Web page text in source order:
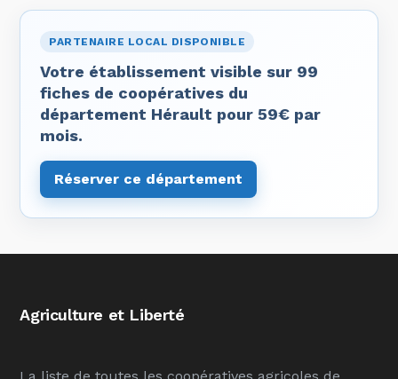
PARTENAIRE LOCAL DISPONIBLE
Votre établissement visible sur 99
fiches de coopératives du
département Hérault pour 59€ par
mois.
Réserver ce département
Agriculture et Liberté